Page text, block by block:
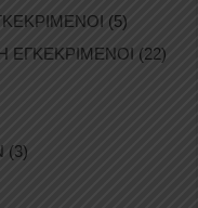
(5)
ΕΓΚΕΚΡΙΜΕΝΟΙ (22)
(3)